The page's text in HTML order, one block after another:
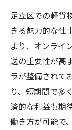
足立区での軽貨
きる魅力的な仕
より、オンライ
送の重要性が高
ラが整備されて
り、短期間で多
済的な利益も期
働き方が可能で